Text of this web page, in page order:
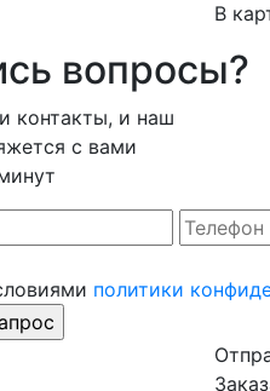
В
вопросы?
контакты, и наш
с вами
политики